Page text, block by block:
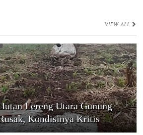
VIEW ALL
Lereng Utara Gunung
Kondisinya Kritis